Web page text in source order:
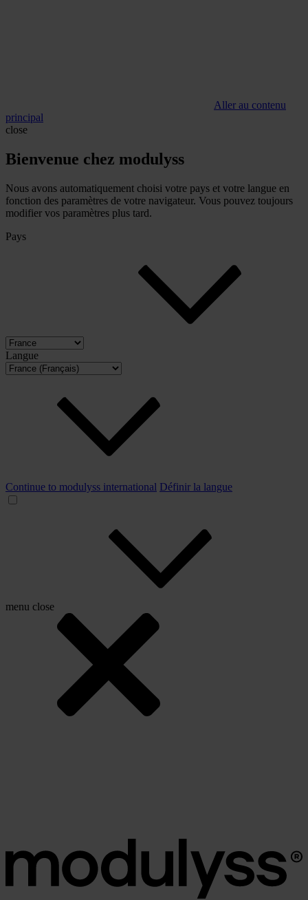
Aller au contenu
principal
close
Bienvenue chez modulyss
Nous avons automatiquement choisi votre pays et votre langue en
fonction des paramètres de votre navigateur. Vous pouvez toujours
modifier vos paramètres plus tard.
Pays
Langue
Continue to modulyss international Définir la langue
menu close